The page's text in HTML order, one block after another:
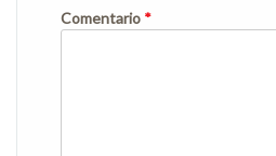
Comentario *